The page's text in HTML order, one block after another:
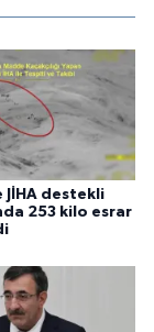
JİHA destekli
253 kilo esrar